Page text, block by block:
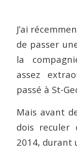
J’ai
de passer
la
assez
passé à St-
Mais avant
dois reculer
2014, durant